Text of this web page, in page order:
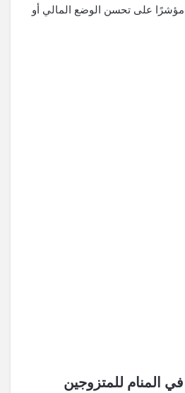
مؤشرًا على تحسن الوضع المالي أو
المنام للمتزوجين